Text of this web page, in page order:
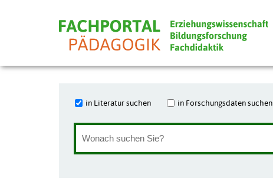
in Literatur suchen in Forschungsdaten suchen